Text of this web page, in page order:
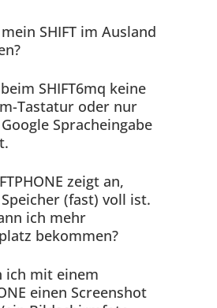
SHIFT im Ausland
SHIFT6mq keine
Tastatur oder nur
Spracheingabe
zeigt an,
(fast) voll ist.
ich mehr
bekommen?
ich mit einem
einen Screenshot